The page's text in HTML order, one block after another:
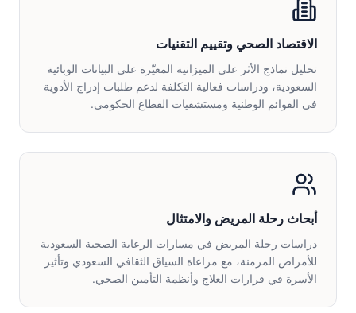
الاقتصاد الصحي وتقييم التقنيات
تحليل نماذج الأثر على الميزانية المعيّرة على البيانات الوبائية
السعودية، ودراسات فعالية التكلفة لدعم طلبات إدراج الأدوية
في القوائم الوطنية ومستشفيات القطاع الحكومي.
أبحاث رحلة المريض والامتثال
دراسات رحلة المريض في مسارات الرعاية الصحية السعودية
للأمراض المزمنة، مع مراعاة السياق الثقافي السعودي وتأثير
الأسرة في قرارات العلاج وأنظمة التأمين الصحي.